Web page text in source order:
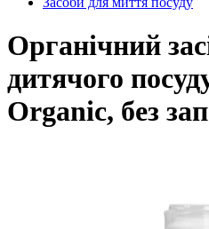
Органічний
дитячого
Organic, без